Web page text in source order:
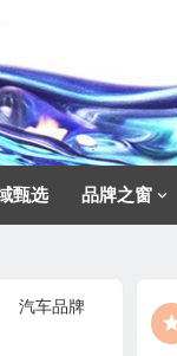
甄选 品牌之窗
汽车品牌